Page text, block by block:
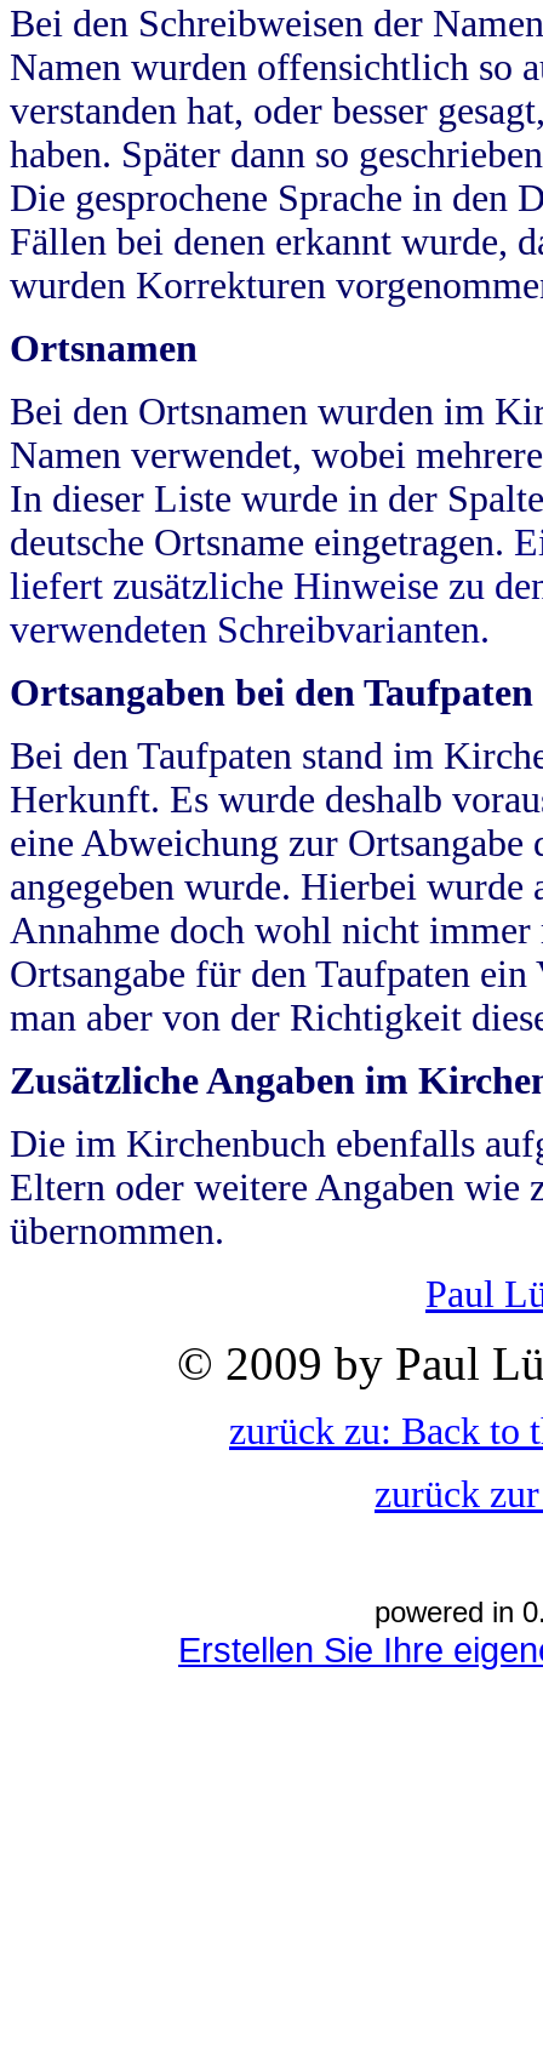
Bei den Schreibweisen der
Namen wurden offensichtlich so
verstanden hat, oder besser
haben. Später dann so
Die gesprochene Sprache in
Fällen bei denen erkannt wurde,
wurden Korrekturen
Ortsnamen
Bei den Ortsnamen wurden im
Namen verwendet, wobei
In dieser Liste wurde in der
deutsche Ortsname eingetragen.
liefert zusätzliche Hinweise zu
verwendeten Schreibvarianten.
Ortsangaben bei den Taufpaten
Bei den Taufpaten stand im
Herkunft. Es wurde deshalb
eine Abweichung zur
angegeben wurde. Hierbei wurde
Annahme doch wohl nicht
Ortsangabe für den Taufpaten
man aber von der Richtigkeit
Zusätzliche Angaben im
Die im Kirchenbuch ebenfalls
Eltern oder weitere Angaben wie
übernommen.
Paul
© 2009 by Paul
zurück zu: Back to
zurück
powered in
Erstellen Sie Ihre